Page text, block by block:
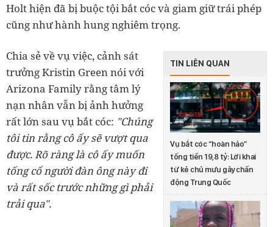
Holt hiện đã bị buộc tội bắt cóc và giam giữ trái phép
cũng như hành hung nghiêm trọng.
TIN LIÊN QUAN
Vụ bắt cóc “hoàn hảo”
tống tiền 19,8 tỷ: Lời khai
từ kẻ chủ mưu gây chấn
động Trung Quốc
Chia sẻ về vụ việc, cảnh sát
trưởng Kristin Green nói với
Arizona Family rằng tâm lý
nạn nhân vẫn bị ảnh hưởng
rất lớn sau vụ bắt cóc: "Chúng
tôi tin rằng cô ấy sẽ vượt qua
được. Rõ ràng là cô ấy muốn
tống cổ người đàn ông này đi
và rất sốc trước những gì phải
trải qua".